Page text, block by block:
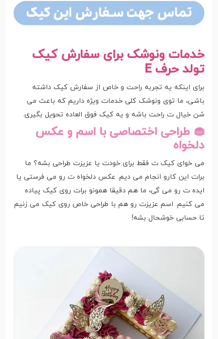
خدمات ونوشک برای سفارش کیک
تولد حرف E
برای اینکه یه تجربه راحت و خاص از سفارش کیک داشته
باشی، ما توی ونوشک کلی خدمات ویژه داریم که باعث می
شن خیال ت راحت باشه و یه کیک فوق العاده تحویل بگیری.
🧁 طراحی اختصاصی با اسم و عکس
دلخواه
می خوای کیک ت فقط برای خودت یا عزیزت طراحی بشه؟ ما
برات این کارو انجام می دیم. عکس دلخواه ت رو می فرستی یا
ایده ت رو می گی، ما هم دقیقا همونو برات روی کیک پیاده
می کنیم. اسم عزیزت رو هم با طراحی خاص روی کیک می زنیم
تا حسابی خوشحال بشه!